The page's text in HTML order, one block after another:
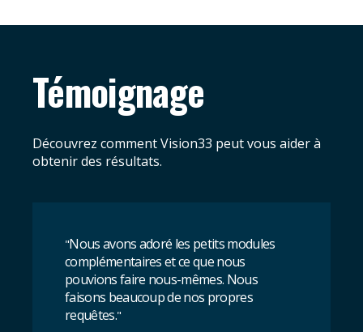
Témoignage
Découvrez comment Vision33 peut vous aider à
obtenir des résultats.
"Nous avons adoré les petits modules
complémentaires et ce que nous
pouvions faire nous-mêmes. Nous
faisons beaucoup de nos propres
requêtes."